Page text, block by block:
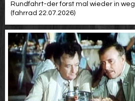
Rundfahrt-der forst mal wieder in weg
(fahrrad 22.07.2026)